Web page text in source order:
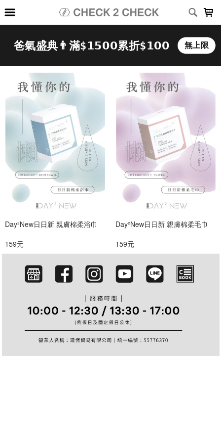
上架時間 銷售件數
樣式尺寸篩選
全部樣式
淺灰
灰 咖啡 綠
卡其
霧藍
全部尺寸 XS S M
XL
2XL (26-30)腰
(28-32)腰
(34-38)腰
篩選
Day²New日日新 親膚棉柔浴巾
159元
Day²New日日新 親膚棉柔毛巾
159元